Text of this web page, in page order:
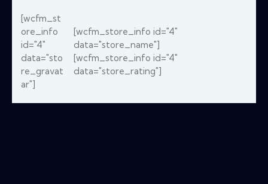
[wcfm_st
ore_info
id="4"
data="sto
re_gravat
ar"]
[wcfm_store_info id="4"
data="store_name"]
[wcfm_store_info id="4"
data="store_rating"]